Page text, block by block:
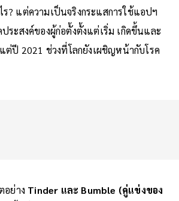
? แต่ความเป็นจริงกระแสการใช้แอปฯ
ระสงค์ของผู้ก่อตั้งตั้งแต่เริ่ม เกิดขึ้นและ
ต่ปี 2021 ช่วงที่โลกยังเผชิญหน้ากับโรค
อย่าง Tinder และ Bumble (คู่แข่งของ